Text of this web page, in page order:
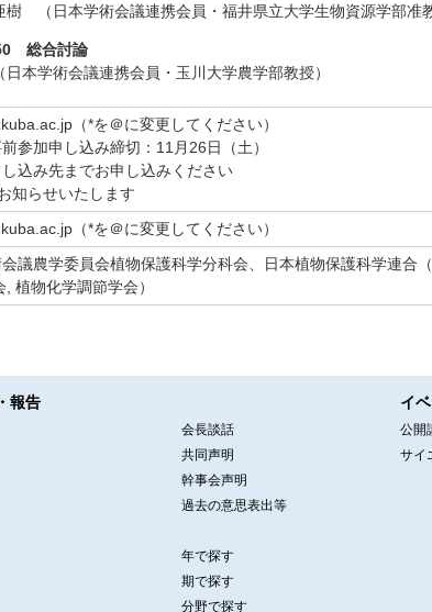
樹 （日本学術会議連携会員・福井県立大学生物資源学部准
総合討論
本学術会議連携会員・玉川大学農学部教授）
（*を＠に変更してください）
参加申し込み締切：11月26日（土）
し込み先までお申し込みください
知らせいたします
（*を＠に変更してください）
議農学委員会植物保護科学分科会、日本植物保護科学連合
植物化学調節学会）
報告
会長談話
共同声明
幹事会声明
過去の意思表出等
年で探す
期で探す
分野で探す
イ
公開
サイ